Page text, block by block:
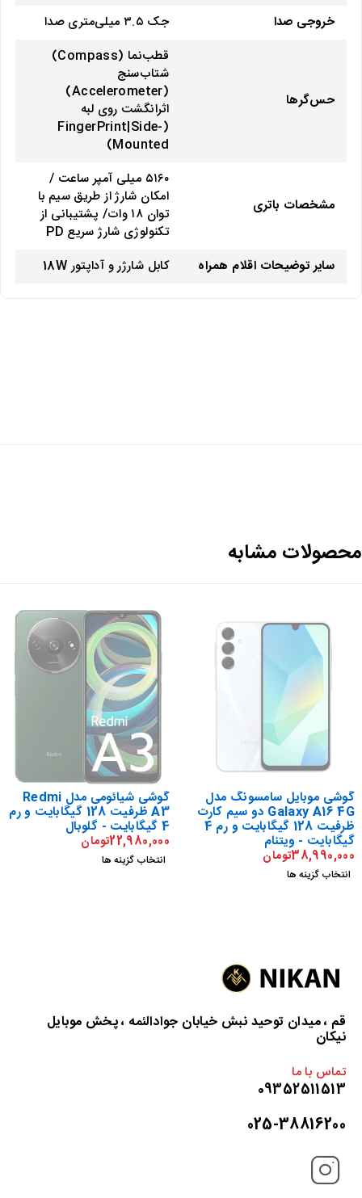
خروجی صدا
جک ۳.۵ میلی‌متری صدا
حس‌گرها
قطب‌نما (Compass)
شتاب‌سنج
(Accelerometer)
اثرانگشت روی لبه
(FingerPrint|Side-
Mounted)
مشخصات باتری
۵۱۶۰ میلی آمپر ساعت /
امکان شارژ از طریق سیم با
توان ۱۸ وات/ پشتیبانی از
تکنولوژی شارژ سریع PD
سایر توضیحات اقلام همراه
کابل شارژر و آداپتور 18W
مشابه
گوشی موبایل سامسونگ مدل
Galaxy A16 4G دو سیم کارت
ظرفیت 128 گیگابایت و رم 4
گیگابایت - ویتنام
38,990,000تومان
انتخاب گزینه ها
گوشی شیائومی مدل Redmi
A3 ظرفیت 128 گیگابایت و رم
4 گیگابایت - گلوبال
22,980,000تومان
انتخاب گزینه ها
قم ، میدان توحید نبش خیابان جوادالئمه ، پخش موبایل
نیکان
تماس با ما
09352511513
025-38816200